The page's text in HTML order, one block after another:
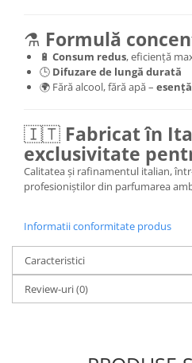
⚗️ Formulă
🔋 Consum redus, eficiență
🕒 Difuzare de lungă durată
🌍 Fără alcool, fără apă –
🇮🇹 Fabricat în
exclusivitate
Calitatea și rafinamentul italian,
profesioniștilor din parfumarea
Informatii conformitate produs
Caracteristici
Review-uri(0)